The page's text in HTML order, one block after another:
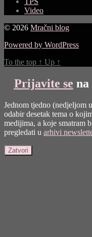
Video
© 2026 Mračni blog
Powered by WordPress
To the top ↑ Up ↑
Prijavite se na
Jednom tjedno (nedjeljom
odabir desetak tema o
medijima, a koje smatram
pregledati u arhivi
Zatvori